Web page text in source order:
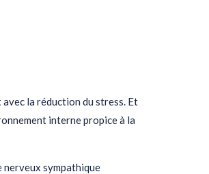
avec la réduction du stress. Et
interne propice à la
nerveux sympathique